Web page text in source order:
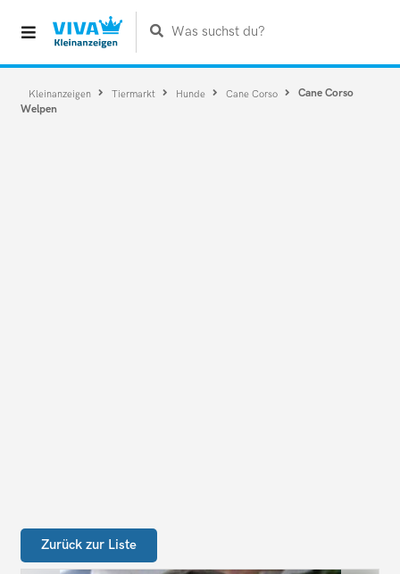
Was suchst du?
Kleinanzeigen Tiermarkt Hunde Cane Corso
Cane Corso
Welpen
Zurück zur Liste